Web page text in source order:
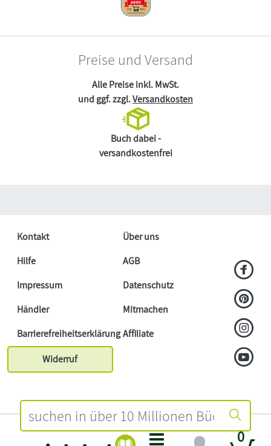
0
Preise und Versand
Alle Preise inkl. MwSt.
und ggf. zzgl.Versandkosten
Buch dabei -
versandkostenfrei
Kontakt
Über uns
Hilfe
AGB
Impressum
Datenschutz
Händler
Mitmachen
BarrierefreiheitserklärungAffiliate
Widerruf